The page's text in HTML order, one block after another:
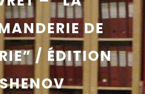
DE
/ ÉDITION